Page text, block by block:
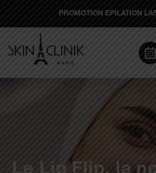
PROMOTION EPILATION